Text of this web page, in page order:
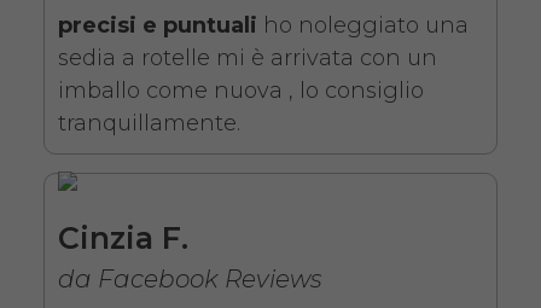
Noleggio sedia a rotelle seduta
43 cm con braccioli lunghi
estraibili e pedane elevabili
estraibili. Il noleggio minimo è
precisi e puntuali ho noleggiato una
sedia a rotelle mi è arrivata con un
imballo come nuova , lo consiglio
tranquillamente.
Cinzia F.
da Facebook Reviews